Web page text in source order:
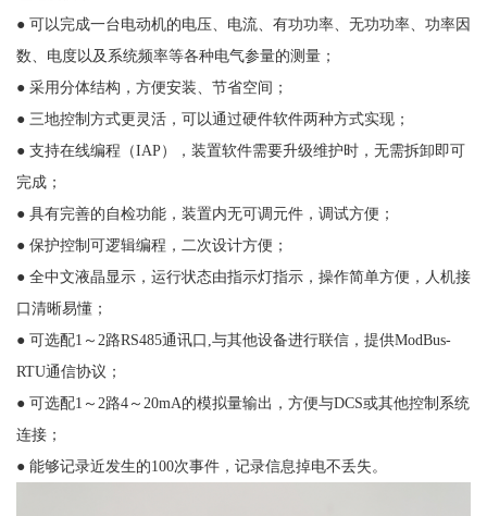
● 可以完成一台电动机的电压、电流、有功功率、无功功率、功率因
数、电度以及系统频率等各种电气参量的测量；
● 采用分体结构，方便安装、节省空间；
● 三地控制方式更灵活，可以通过硬件软件两种方式实现；
● 支持在线编程（IAP），装置软件需要升级维护时，无需拆卸即可
完成；
● 具有完善的自检功能，装置内无可调元件，调试方便；
● 保护控制可逻辑编程，二次设计方便；
● 全中文液晶显示，运行状态由指示灯指示，操作简单方便，人机接
口清晰易懂；
● 可选配1～2路RS485通讯口,与其他设备进行联信，提供ModBus-
RTU通信协议；
● 可选配1～2路4～20mA的模拟量输出，方便与DCS或其他控制系统
连接；
● 能够记录近发生的100次事件，记录信息掉电不丢失。